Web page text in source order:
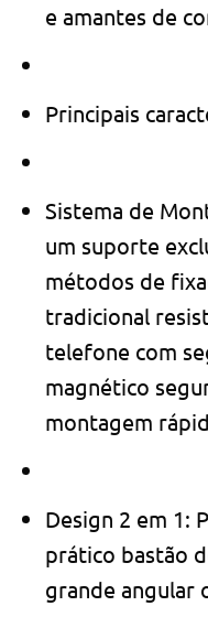
e amantes de
Principais
Sistema de
um suporte
métodos de
tradicional
telefone com
magnético
montagem
Design 2 em 1:
prático bastão
grande angular